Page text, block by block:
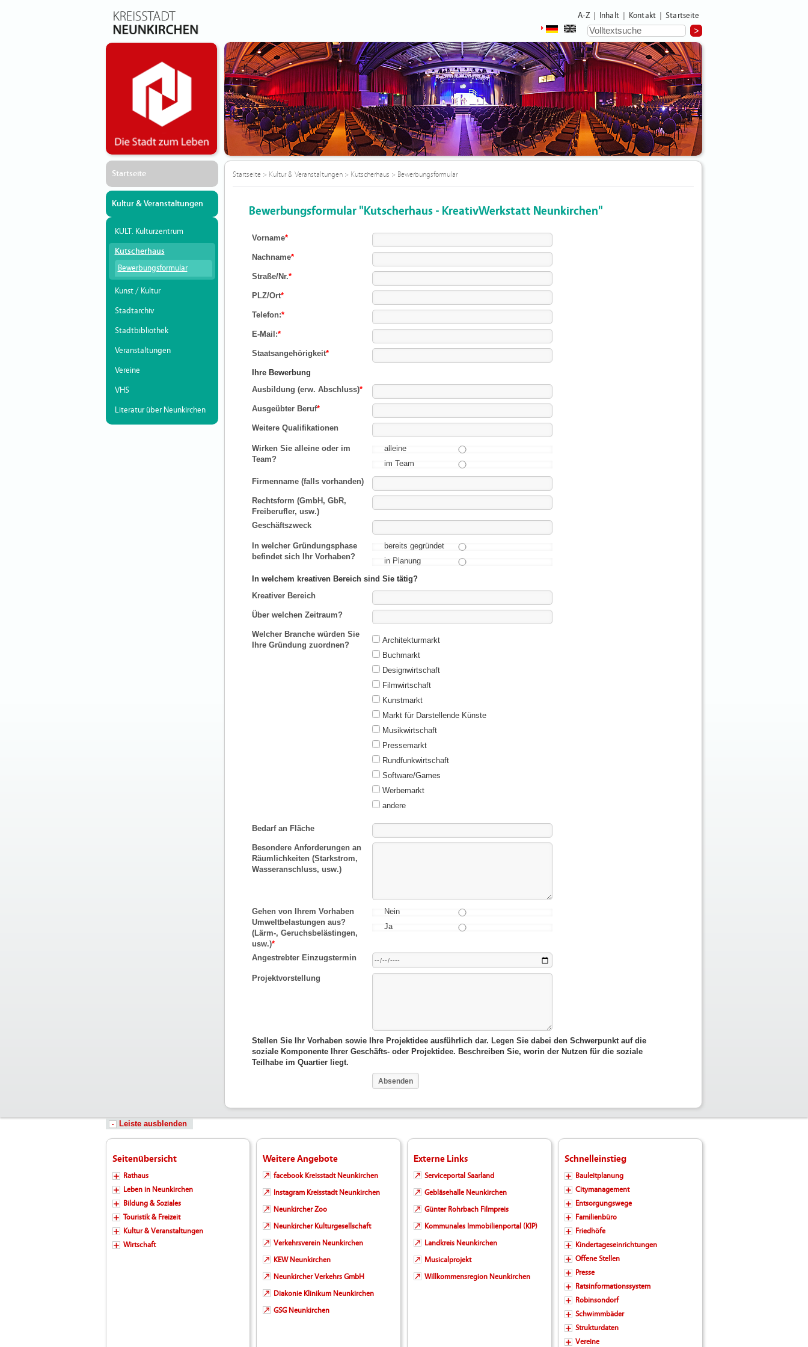
A-Z Inhalt Kontakt Startseite
Startseite
Kultur & Veranstaltungen
KULT. Kulturzentrum
Kutscherhaus
Bewerbungsformular
Kunst / Kultur
Stadtarchiv
Stadtbibliothek
Veranstaltungen
Vereine
VHS
Literatur über Neunkirchen
Startseite> Kultur & Veranstaltungen> Kutscherhaus > Bewerbungsformular
Bewerbungsformular "Kutscherhaus - KreativWerkstatt Neunkirchen"
Vorname*
Nachname*
Straße/Nr.*
PLZ/Ort*
Telefon:*
E-Mail:*
Staatsangehörigkeit*
Ihre Bewerbung
Ausbildung (erw. Abschluss)*
Ausgeübter Beruf*
Weitere Qualifikationen
Wirken Sie alleine oder im
Team?
alleine
im Team
Firmenname (falls vorhanden)
Rechtsform (GmbH, GbR,
Freiberufler, usw.)
Geschäftszweck
In welcher Gründungsphase
befindet sich Ihr Vorhaben?
bereits gegründet
in Planung
In welchem kreativen Bereich sind Sie tätig?
Kreativer Bereich
Über welchen Zeitraum?
Welcher Branche würden Sie
Ihre Gründung zuordnen?
Architekturmarkt
Buchmarkt
Designwirtschaft
Filmwirtschaft
Kunstmarkt
Markt für Darstellende Künste
Musikwirtschaft
Pressemarkt
Rundfunkwirtschaft
Software/Games
Werbemarkt
andere
Bedarf an Fläche
Besondere Anforderungen an
Räumlichkeiten (Starkstrom,
Wasseranschluss, usw.)
Gehen von Ihrem Vorhaben
Umweltbelastungen aus?
(Lärm-, Geruchsbelästingen,
usw.)*
Nein
Ja
Angestrebter Einzugstermin
Projektvorstellung
Stellen Sie Ihr Vorhaben sowie Ihre Projektidee ausführlich dar. Legen Sie dabei den Schwerpunkt auf die
soziale Komponente Ihrer Geschäfts- oder Projektidee. Beschreiben Sie, worin der Nutzen für die soziale
Teilhabe im Quartier liegt.
Leiste ausblenden
Seitenübersicht
Rathaus
Leben in Neunkirchen
Bildung & Soziales
Touristik & Freizeit
Kultur & Veranstaltungen
Wirtschaft
Weitere Angebote
facebook Kreisstadt Neunkirchen
Instagram Kreisstadt Neunkirchen
Neunkircher Zoo
Neunkircher Kulturgesellschaft
Verkehrsverein Neunkirchen
KEW Neunkirchen
Neunkircher Verkehrs GmbH
Diakonie Klinikum Neunkirchen
GSG Neunkirchen
Externe Links
Serviceportal Saarland
Gebläsehalle Neunkirchen
Günter Rohrbach Filmpreis
Kommunales Immobilienportal (KIP)
Landkreis Neunkirchen
Musicalprojekt
Willkommensregion Neunkirchen
Schnelleinstieg
Bauleitplanung
Citymanagement
Entsorgungswege
Familienbüro
Friedhöfe
Kindertageseinrichtungen
Offene Stellen
Presse
Ratsinformationssystem
Robinsondorf
Schwimmbäder
Strukturdaten
Vereine